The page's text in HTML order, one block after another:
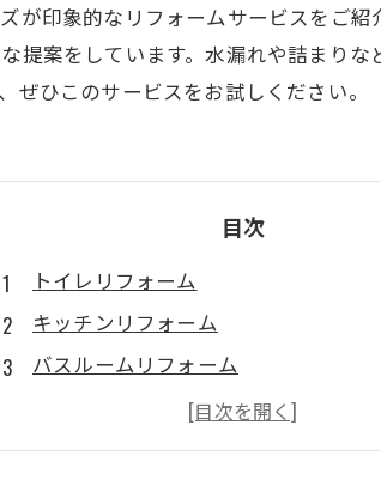
が印象的なリフォームサービスをご
提案をしています。水漏れや詰まり
ひこのサービスをお試しください。
目次
トイレリフォーム
キッチンリフォーム
バスルームリフォーム
洗面所リフォーム
水回りトータルリフォーム